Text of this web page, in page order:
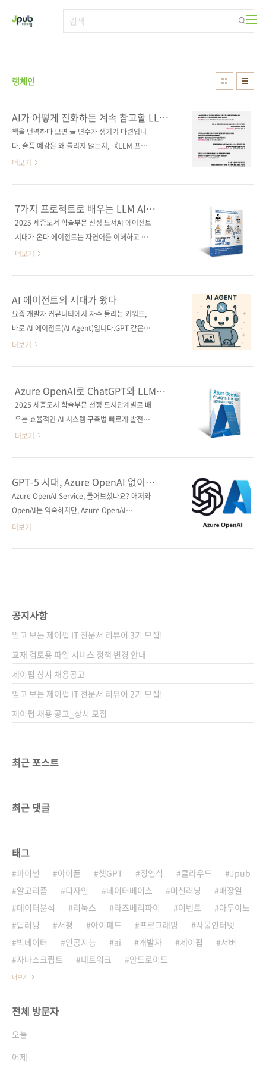
랭체인
AI가 어떻게 진화하든 계속 참고할 LLM
프로덕션 책
책을 번역하다 보면 늘 변수가 생기기 마련입니
다. 슬픔 예감은 왜 틀리지 않는지, 《LLM 프로
덕션 엔지니어링》 도 그 변수를 피해갈 수 없었
기회로 만들자고 생각했습니다. 새로 추가된 내
용을 담고, 더는 쓸 수 없는 기술은 덜어내고, 코
드까지 다시 검증했습니다. 그렇게 《LLM 프로
을 수 있는 책으로 완성되었습니다. 《LLM 프로
덕션 엔지니어링》 이 출간되기까지의 과정이
하고 있습니다. 불과 몇 년 전만 해도 딥러닝, 머
신러닝이 대화의 중심이었는데, 이제는 모든 화
제가 LLM으로 흘러갑니다. 이제는 'AI가 과연
도움..
더보기
7가지 프로젝트로 배우는 LLM AI
에이전트 개발
2025 세종도서 학술부문 선정 도서AI 에이전트
시대가 온다 에이전트는 자연어를 이해하고 그
에 맞는 응답을 생성할 뿐만 아니라 특정 작업을
주는 핵심적인 연결고리 역할을 한다. 이 책은 꽃
배달 서비스를 만들며 에이전트의 기술 프레임
워크와 개발 도구, 실무 프로젝트 사례부터 최첨
7개의 강력한 에이전트를 직접 만들어보면서 에
이전트의 설계와 구현을 상세히 분석하고, 에이
GPT-4, OpenAI Assistants API, LangChain,
LlamaIndex, MetaGPT와 같은 최첨단 기술을
활용하여 사무 자동화, ..
더보기
AI 에이전트의 시대가 왔다
요즘 개발자 커뮤니티에서 자주 들리는 키워드,
바로 AI 에이전트(AI Agent)입니다.GPT 같은
대형 언어 모델(LLM)이 주목을 받은 이후, 이제
지능형 스케줄링, 검색증강생성(RAG), 다중 에
이전트 협업까지 가능해졌습니다.이런 놀라운
기술을 단 한 권으로, 실전 프로젝트로 배우는 책
할까요?”AI 기술이 발전하면서 자동화의 중심에
있는 게 바로 ‘에이전트’입니다.이제 단순히 응답
👉 외부 API를 호출하고👉 복잡한 의사결정을
내릴 수 있죠. 하지만 이런 기술은 말로만 들으면
막막하고 어렵게 느껴지기 마..
더보기
Azure OpenAI로 ChatGPT와 LLM
시스템 쉽고 빠르게 구축하기
2025 세종도서 학술부문 선정 도서단계별로 배
우는 효율적인 AI 시스템 구축법 빠르게 발전하
는 AI 기술의 중심에는 마이크로소프트 Azure
터 최적화까지 단계별로 안내하는 실전 가이드
다. 애저에서 ChatGPT 기반 RAG를 활용한 사
내 문서 검색 시스템과 LLM을 탑재한 코파일럿
제 적용 방법까지 배울 수 있다. Azure OpenAI
활용에 필요한 거버넌스와 책임 있는 AI 구현도
더보기
GPT-5 시대, Azure OpenAI 없이
가능할까?
Azure OpenAI Service, 들어보셨나요? 애저와
OpenAI는 익숙하지만, Azure OpenAI
Service(이하 Azure OpenAI)라는 이름은 조금
발자는 물론 기업에서도 많은 관심을 보이고 있
개발자와 기업에 적합한 도구이며, 기업 환경에
서 안정적으로 운영하려면 Azure OpenAI가 더
욱 유리한 선택이 됩니다. 국내에서는 AWS와
GCP가 상대적으로 친숙하지만, 마이크로소프
트..
더보기
공지사항
믿고 보는 제이펍 IT 전문서 리뷰어 3기 모집!
교재 검토용 파일 서비스 정책 변경 안내
제이펍 상시 채용공고
믿고 보는 제이펍 IT 전문서 리뷰어 2기 모집!
제이펍 채용 공고_상시 모집
최근 포스트
최근 댓글
태그
파이썬 아이폰 챗GPT 정인식 클라우드
Jpub
알고리즘
디자인 데이터베이스 머신러닝
배장열
데이터분석
리눅스 라즈베리파이 이벤트
아두이노
딥러닝
서평 아이패드 프로그래밍
사물인터넷
빅데이터
인공지능 ai 개발자 제이펍
서버
자바스크립트
네트워크 안드로이드
더보기
전체 방문자
오늘
어제